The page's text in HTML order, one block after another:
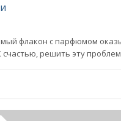
флакон с парфюмом
решить эту